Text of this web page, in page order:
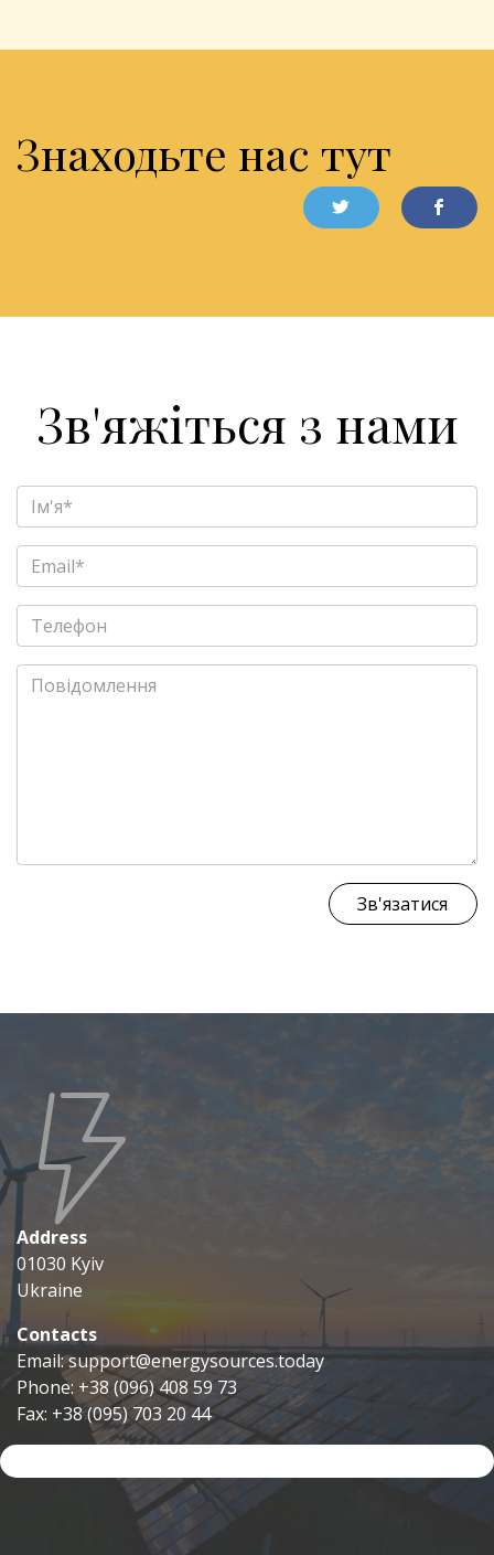
Знаходьте нас тут
Зв'яжіться з нами
Зв'язатися
Address
01030 Kyiv
Ukraine
Contacts
Email: support@energysources.today
Phone: +38 (096) 408 59 73
Fax: +38 (095) 703 20 44